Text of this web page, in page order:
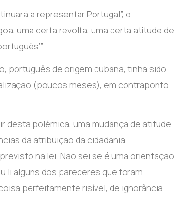
a representar Portugal”, o
uma certa revolta, uma certa atitude de
português de origem cubana, tinha sido
(poucos meses), em contraponto
desta polémica, uma mudança de atitude
da atribuição da cidadania
na lei. Não sei se é uma orientação
li alguns dos pareceres que foram
perfeitamente risível, de ignorância